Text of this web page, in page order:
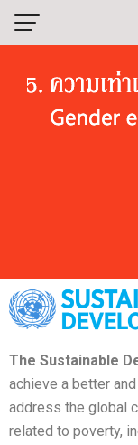
The Sustainable
achieve a better
address the global
related to poverty,